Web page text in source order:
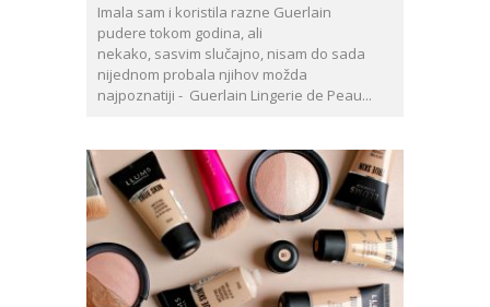
Imala sam i koristila razne Guerlain
pudere tokom godina, ali
nekako, sasvim slučajno, nisam do sada
nijednom probala njihov možda
najpoznatiji - Guerlain Lingerie de Peau...